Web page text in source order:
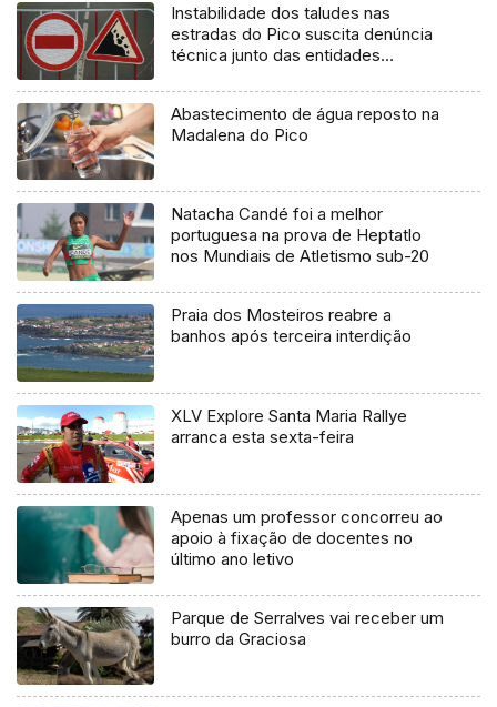
Instabilidade dos taludes nas
estradas do Pico suscita denúncia
técnica junto das entidades
Abastecimento de água reposto na
Madalena do Pico
Natacha Candé foi a melhor
portuguesa na prova de Heptatlo
nos Mundiais de Atletismo sub-20
Praia dos Mosteiros reabre a
banhos após terceira interdição
XLV Explore Santa Maria Rallye
arranca esta sexta-feira
Apenas um professor concorreu ao
apoio à fixação de docentes no
último ano letivo
Parque de Serralves vai receber um
burro da Graciosa